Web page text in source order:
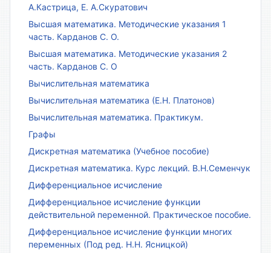
А.Кастрица, Е. А.Скуратович
Высшая математика. Методические указания 1
часть. Карданов С. О.
Высшая математика. Методические указания 2
часть. Карданов С. О
Вычислительная математика
Вычислительная математика (Е.Н. Платонов)
Вычислительная математика. Практикум.
Графы
Дискретная математика (Учебное пособие)
Дискретная математика. Курс лекций. В.Н.Семенчук
Дифференциальное исчисление
Дифференциальное исчисление функции
действительной переменной. Практическое пособие.
Дифференциальное исчисление функции многих
переменных (Под ред. Н.Н. Ясницкой)